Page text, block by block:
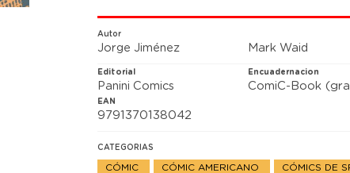
centradas en personajes de las
crossovers entre las dos grandes.
Autor
Jorge Jiménez Mark Waid
Editorial
Panini Comics
Encuadernacion
ComiC-Book
EAN
9791370138042
CATEGORIAS
CÓMIC CÓMIC AMERICANO CÓMICS DE